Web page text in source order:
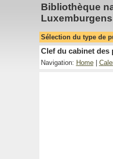
Bibliothèque
Sélection du type de
Clef du cabinet des
Navigation: Home|